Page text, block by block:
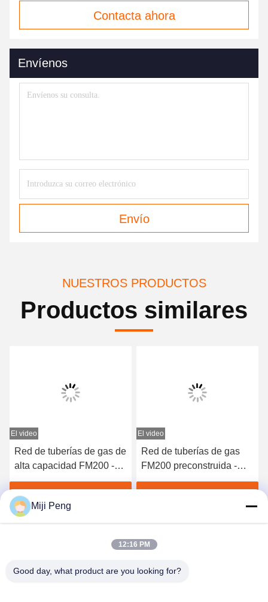
Contacta ahora
Envíenos
Envío
NUESTROS PRODUCTOS
Productos similares
El video
Red de tuberías de gas de
alta capacidad FM200 -
Equipo de extinción de
incendios de grado
profesional
Obtenga el mejor precio
El video
Red de tuberías de gas
FM200 preconstruida -
Sistema de gas inerte
Miji Peng
12:16 PM
Good day, what product are you looking for?